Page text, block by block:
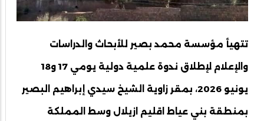
تتهيأ مؤسسة محمد بصير للأبحاث والدراسات
والإعلام لإطلاق ندوة علمية دولية يومي 17 و18
يونيو 2026، بمقر زاوية الشيخ سيدي إبراهيم البصير
بمنطقة بني عياط اقليم ازيلال وسط المملكة